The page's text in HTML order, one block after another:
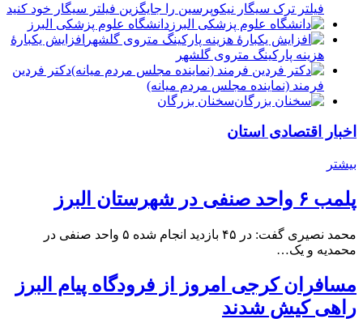
فیلتر ترک سیگار نیکوپرسین را جایگزین فیلتر سیگار خود کنید
دانشگاه علوم پزشکی البرز
افزایش یکبارۀ
هزینه پارکینگ متروی گلشهر
دكتر فردين
فرمند (نماينده مجلس مردم میانه)
سخنان بزرگان
اخبار اقتصادی استان
بیشتر
پلمب ۶ واحد صنفی در شهرستان البرز
محمد نصیری گفت: در ۴۵ بازدید انجام شده ۵ واحد صنفی در
محمدیه و یک…
مسافران کرجی امروز از فرودگاه پیام البرز
راهی کیش شدند